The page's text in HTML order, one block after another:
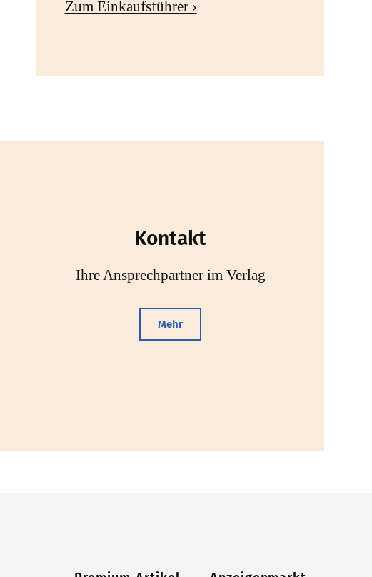
Zum Einkaufsführer ›
Kontakt
Ihre Ansprechpartner im Verlag
Mehr